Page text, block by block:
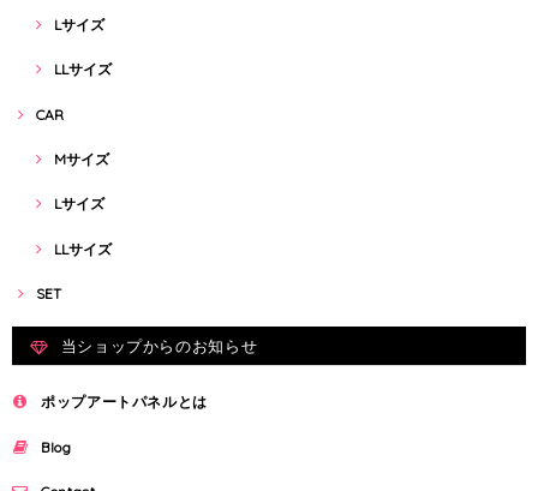
Lサイズ
LLサイズ
CAR
Mサイズ
Lサイズ
LLサイズ
SET
当ショップからのお知らせ
ポップアートパネルとは
Blog